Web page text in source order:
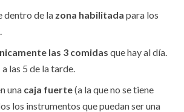
dentro de la zona habilitada para los
las 3 comidas que hay al día.
las 5 de la tarde.
una caja fuerte(a la que no se tiene
los instrumentos que puedan ser una